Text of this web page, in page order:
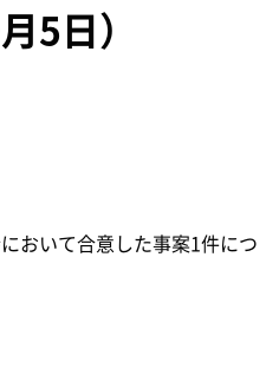
5日）
おいて合意した事案1件につ